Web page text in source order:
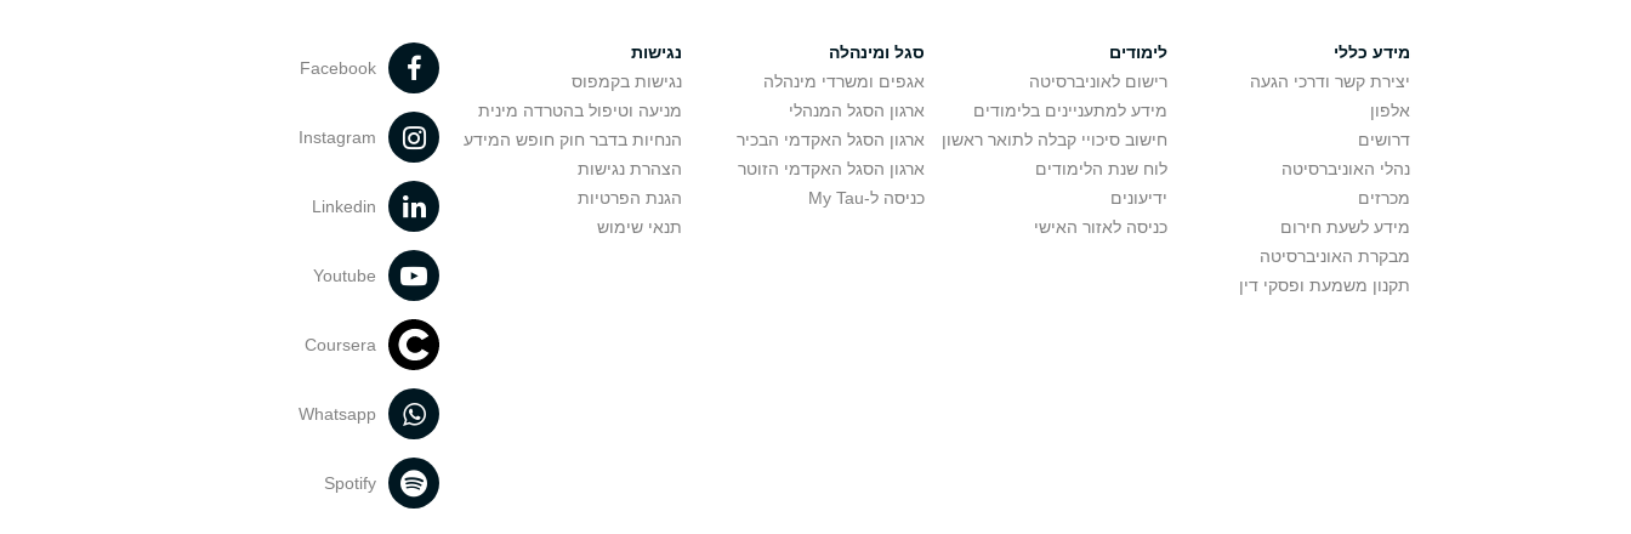
מידע כללי
יצירת קשר ודרכי הגעה
אלפון
דרושים
נהלי האוניברסיטה
מכרזים
מידע לשעת חירום
מבקרת האוניברסיטה
תקנון משמעת ופסקי דין
לימודים
רישום לאוניברסיטה
מידע למתעניינים בלימודים
חישוב סיכויי קבלה לתואר ראשון
לוח שנת הלימודים
ידיעונים
כניסה לאזור האישי
סגל ומינהלה
אגפים ומשרדי מינהלה
ארגון הסגל המנהלי
ארגון הסגל האקדמי הבכיר
ארגון הסגל האקדמי הזוטר
כניסה ל-My Tau
נגישות
נגישות בקמפוס
מניעה וטיפול בהטרדה מינית
הנחיות בדבר חוק חופש המידע
הצהרת נגישות
הגנת הפרטיות
תנאי שימוש
Facebook
Instagram
Linkedin
Youtube
Coursera
Whatsapp
Spotify